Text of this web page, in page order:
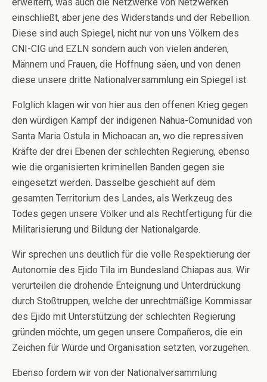
einschließt, aber jene des Widerstands und der Rebellion.
Diese sind auch Spiegel, nicht nur von uns Völkern des
CNI-CIG und EZLN sondern auch von vielen anderen,
Männern und Frauen, die Hoffnung säen, und von denen
diese unsere dritte Nationalversammlung ein Spiegel ist.
Folglich klagen wir von hier aus den offenen Krieg gegen
den würdigen Kampf der indigenen Nahua-Comunidad von
Santa Maria Ostula in Michoacan an, wo die repressiven
Kräfte der drei Ebenen der schlechten Regierung, ebenso
wie die organisierten kriminellen Banden gegen sie
eingesetzt werden. Dasselbe geschieht auf dem
gesamten Territorium des Landes, als Werkzeug des
Todes gegen unsere Völker und als Rechtfertigung für die
Militarisierung und Bildung der Nationalgarde.
Wir sprechen uns deutlich für die volle Respektierung der
Autonomie des Ejido Tila im Bundesland Chiapas aus. Wir
verurteilen die drohende Enteignung und Unterdrückung
durch Stoßtruppen, welche der unrechtmäßige Kommissar
des Ejido mit Unterstützung der schlechten Regierung
gründen möchte, um gegen unsere Compañeros, die ein
Zeichen für Würde und Organisation setzten, vorzugehen.
Ebenso fordern wir von der Nationalversammlung